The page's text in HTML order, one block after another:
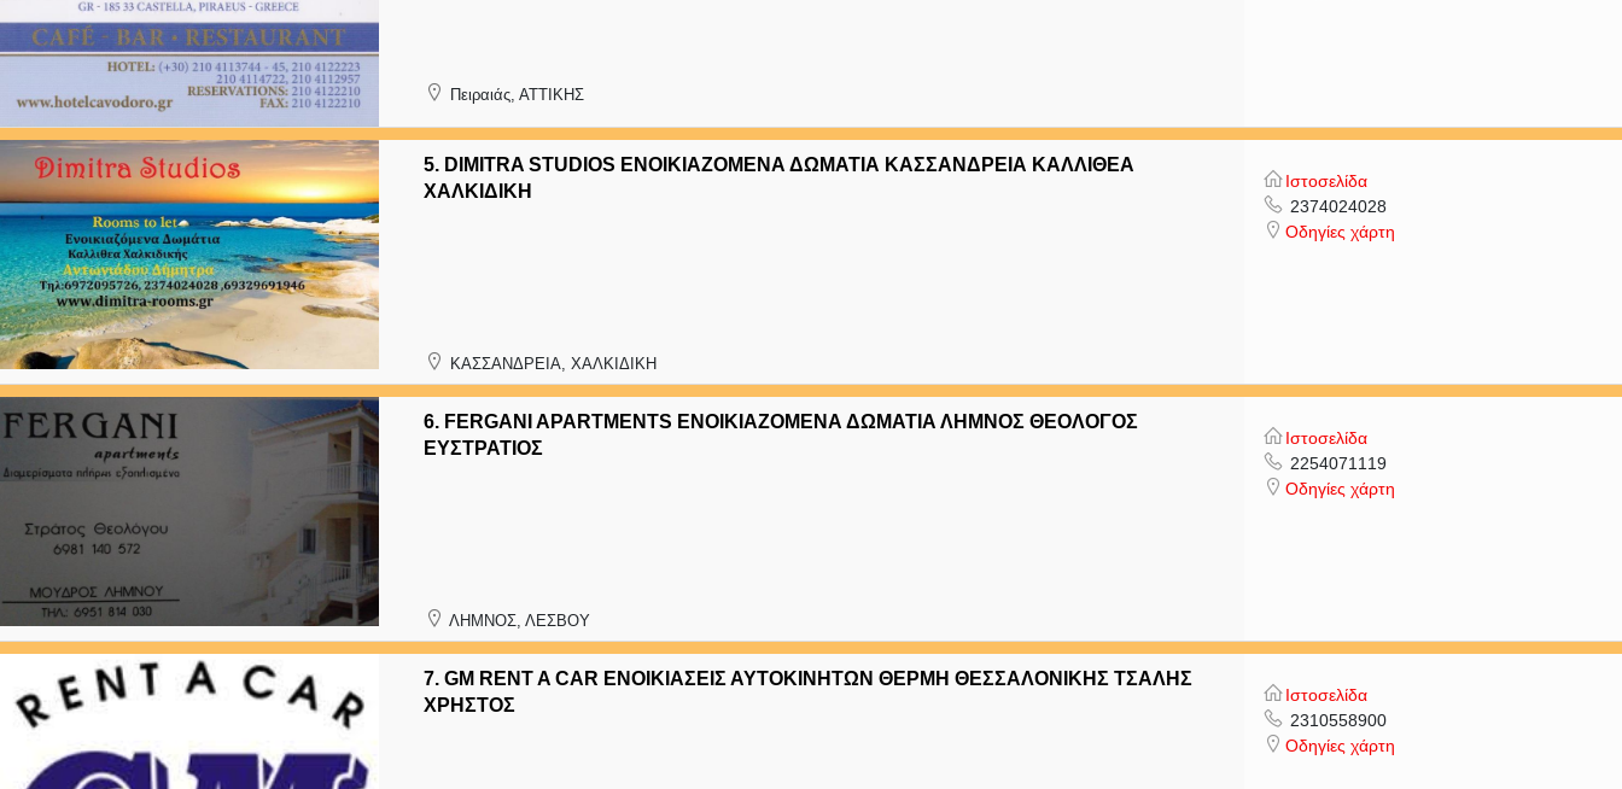
Πειραιάς, ΑΤΤΙΚΗΣ
5. DIMITRA STUDIOS ΕΝΟΙΚΙΑΖΟΜΕΝΑ ΔΩΜΑΤΙΑ ΚΑΣΣΑΝΔΡΕΙΑ ΚΑΛΛΙΘΕΑ
ΧΑΛΚΙΔΙΚΗ
ΚΑΣΣΑΝΔΡΕΙΑ, ΧΑΛΚΙΔΙΚΗ
Ιστοσελίδα
2374024028
Οδηγίες χάρτη
6. FERGANI APARTMENTS ΕΝΟΙΚΙΑΖΟΜΕΝΑ ΔΩΜΑΤΙΑ ΛΗΜΝΟΣ ΘΕΟΛΟΓΟΣ
ΕΥΣΤΡΑΤΙΟΣ
ΛΗΜΝΟΣ, ΛΕΣΒΟΥ
Ιστοσελίδα
2254071119
Οδηγίες χάρτη
7. GM RENT A CAR ΕΝΟΙΚΙΑΣΕΙΣ ΑΥΤΟΚΙΝΗΤΩΝ ΘΕΡΜΗ ΘΕΣΣΑΛΟΝΙΚΗΣ ΤΣΑΛΗΣ
ΧΡΗΣΤΟΣ
Ιστοσελίδα
2310558900
Οδηγίες χάρτη